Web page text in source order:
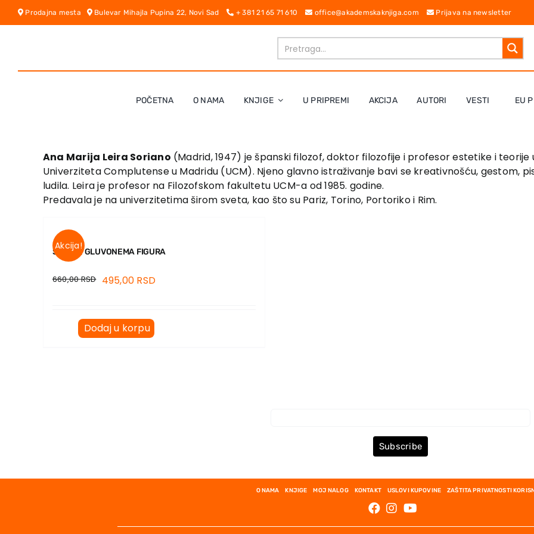
Skip
Prodajna mesta Bulevar Mihajla Pupina 22, Novi Sad + 381 21 65 71 610 office@akademskaknjiga.com Prijava na newsletter
POČETNA O NAMA KNJIGE U PRIPREMI AKCIJA AUTORI VESTI EU
Ana Marija Leira Soriano (Madrid, 1947) je španski filozof, doktor filozofije i profesor estetike i
Univerziteta Complutense u Madridu (UCM). Njeno glavno istraživanje bavi se kreativnošću, gestom,
ludila. Leira je profesor na Filozofskom fakultetu UCM-a od 1985. godine.
Predavala je na univerzitetima širom sveta, kao što su Pariz, Torino, Portoriko i Rim.
Akcija!
SLIKAR, GLUVONEMA FIGURA
660,00RSD 495,00 RSD
Dodaj u korpu
Subscribe
O NAMA KNJIGE MOJ NALOG KONTAKT USLOVI KUPOVINE ZAŠTITA PRIVATNOSTI